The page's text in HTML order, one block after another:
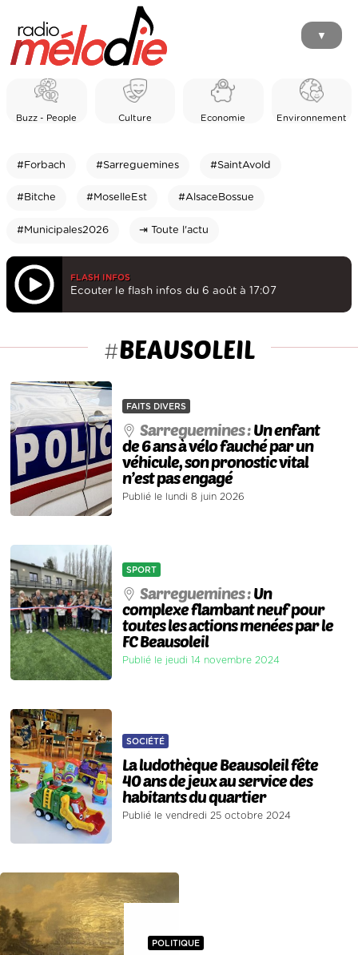
▼
Buzz - People Culture Economie Environnement
#Forbach #Sarreguemines #SaintAvold
#Bitche #MoselleEst #AlsaceBossue
#Municipales2026 ⇥ Toute l'actu
FLASH INFOS
Ecouter le flash infos du 6 août à 17:07
#BEAUSOLEIL
FAITS DIVERS
Sarreguemines :Un enfant
de 6 ans à vélo fauché par un
véhicule, son pronostic vital
n’est pas engagé
Publié le lundi 8 juin 2026
SPORT
Sarreguemines :Un
complexe flambant neuf pour
toutes les actions menées par le
FC Beausoleil
Publié le jeudi 14 novembre 2024
SOCIÉTÉ
La ludothèque Beausoleil fête
40 ans de jeux au service des
habitants du quartier
Publié le vendredi 25 octobre 2024
POLITIQUE